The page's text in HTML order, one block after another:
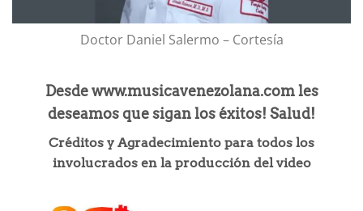
Doctor Daniel Salermo – Cortesía
Desde www.musicavenezolana.com les
deseamos que sigan los éxitos! Salud!
Créditos y Agradecimiento para todos los
involucrados en la producción del video